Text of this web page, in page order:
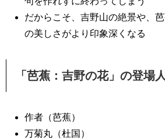
だからこそ、吉野山の絶景や、
の美しさがより印象深くなる
「芭蕉：吉野の花」の登場
作者（芭蕉）
万菊丸（杜国）